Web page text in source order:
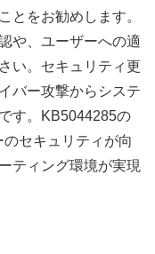
とをお勧めします。
や、ユーザーへの適
い。セキュリティ更
バー攻撃からシステ
す。KB5044285の
セキュリティが向
ティング環境が実現